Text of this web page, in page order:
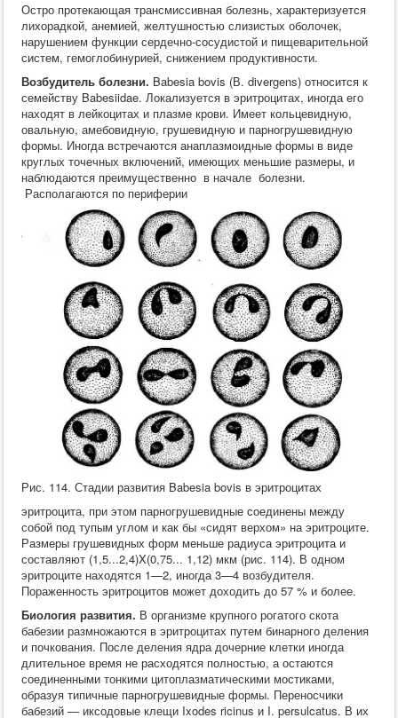
Ветеринария
По животным
Крс
Мрс
Лошадей
Свиньи
Собаки
Кошки
Птицы
Рыбы
Кролики
Пушные
Пчелы
Экзотические животные
Заразные заболевания
Инвазионные болезни
Инфекционные заболевания
Терапия
Гинекология
Диагностика
Хирургия
ВСЭ
Лекарственные препараты
Токсикология
Зоогигиена
Патанатомия
Интересное
Кормление
Остро протекающая трансмиссивная болезнь, характеризуется
лихорадкой, анемией, желтушностью слизистых оболочек,
нарушением функции сердечно-сосудистой и пищеварительной
систем, гемоглобинурией, снижением продуктивности.
Возбудитель болезни. Babesia bovis (В. divergens) относится к
семейству Babesiidae. Локализуется в эритроцитах, иногда его
находят в лейкоцитах и плазме крови. Имеет кольцевидную,
овальную, амебовидную, грушевидную и парногрушевидную
формы. Иногда встречаются анаплазмоидные формы в виде
круглых точечных включений, имеющих меньшие размеры, и
наблюдаются преимущественно в начале болезни.
Располагаются по периферии
Рис. 114. Стадии развития Babesia bovis в эритроцитах
эритроцита, при этом парногрушевидные соединены между
собой под тупым углом и как бы «сидят верхом» на эритроците.
Размеры грушевидных форм меньше радиуса эритроцита и
составляют (1,5...2,4)X(0,75... 1,12) мкм (рис. 114). В одном
эритроците находятся 1—2, иногда 3—4 возбудителя.
Пораженность эритроцитов может доходить до 57 % и более.
Биология развития. В организме крупного рогатого скота
бабезии размножаются в эритроцитах путем бинарного деления
и почкования. После деления ядра дочерние клетки иногда
длительное время не расходятся полностью, а остаются
соединенными тонкими цитоплазматическими мостиками,
образуя типичные парногрушевидные формы. Переносчики
бабезий — иксодовые клещи Ixodes ricinus и I. persulcatus. В их